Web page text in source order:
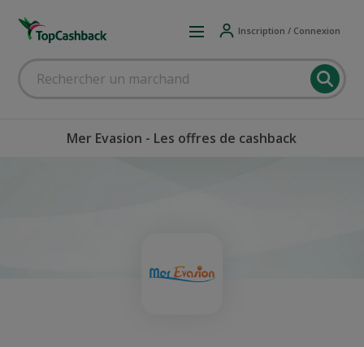
Inscription / Connexion
Mer Evasion - Les offres de cashback